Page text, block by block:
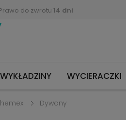
do zwrotu 14 dni
WYKŁADZINY WYCIERACZKI
Dywany